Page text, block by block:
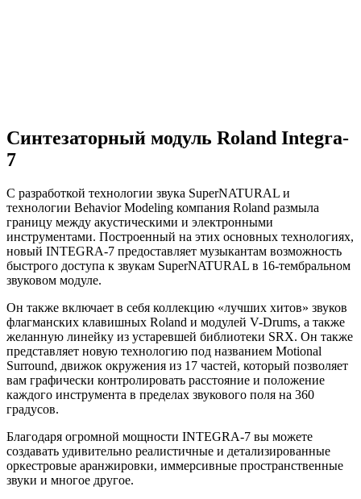
Синтезаторный модуль Roland Integra-
7
С разработкой технологии звука SuperNATURAL и
технологии Behavior Modeling компания Roland размыла
границу между акустическими и электронными
инструментами. Построенный на этих основных технологиях,
новый INTEGRA-7 предоставляет музыкантам возможность
быстрого доступа к звукам SuperNATURAL в 16-тембральном
звуковом модуле.
Он также включает в себя коллекцию «лучших хитов» звуков
флагманских клавишных Roland и модулей V-Drums, а также
желанную линейку из устаревшей библиотеки SRX. Он также
представляет новую технологию под названием Motional
Surround, движок окружения из 17 частей, который позволяет
вам графически контролировать расстояние и положение
каждого инструмента в пределах звукового поля на 360
градусов.
Благодаря огромной мощности INTEGRA-7 вы можете
создавать удивительно реалистичные и детализированные
оркестровые аранжировки, иммерсивные пространственные
звуки и многое другое.